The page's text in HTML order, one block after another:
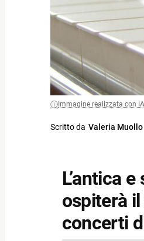
Immagine realizzata con IA
Scritto da Valeria Muollo
L’antica
ospiterà
concerti